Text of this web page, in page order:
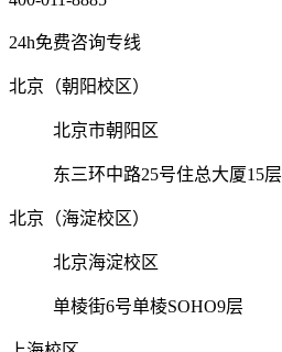
24h免费咨询专线
北京（朝阳校区）
北京市朝阳区
东三环中路25号住总大厦15层
北京（海淀校区）
北京海淀校区
单棱街6号单棱SOHO9层